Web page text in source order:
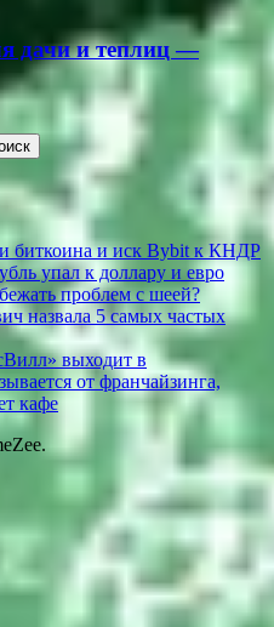
дачи и теплиц —
биткоина и иск Bybit к КНДР
упал к доллару и евро
проблем с шеей?
назвала 5 самых частых
выходит в
от франчайзинга,
кафе